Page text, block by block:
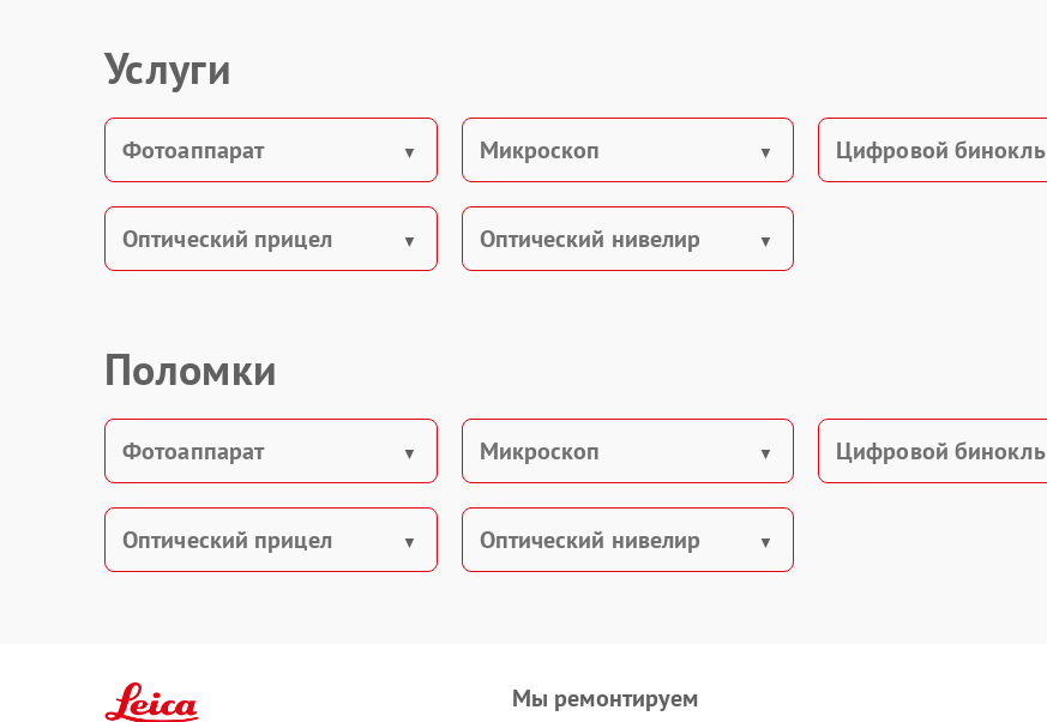
Услуги
Фотоаппарат Микроскоп Цифровой бинокль
Оптический прицел Оптический нивелир
Поломки
Фотоаппарат Микроскоп Цифровой бинокль
Оптический прицел Оптический нивелир
Мы ремонтируем